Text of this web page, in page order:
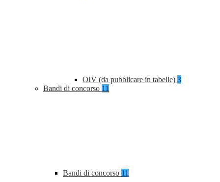
OIV (da pubblicare in tabelle) 3
Bandi di concorso 11
Bandi di concorso 11